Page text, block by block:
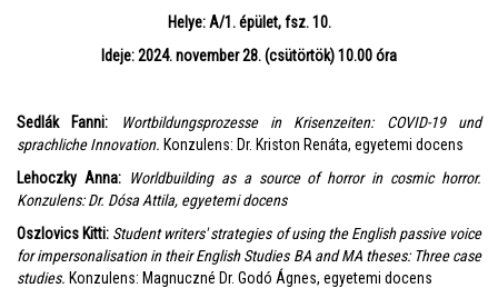
Helye: A/1. épület, fsz. 10.
Ideje: 2024. november 28. (csütörtök) 10.00 óra
Sedlák Fanni:
Wortbildungsprozesse in Krisenzeiten: COVID-19 und
sprachliche Innovation. Konzulens: Dr. Kriston Renáta, egyetemi docens
Lehoczky Anna: Worldbuilding as a source of horror in cosmic horror.
Konzulens: Dr. Dósa Attila, egyetemi docens
Oszlovics Kitti: Student writers' strategies of using the English passive voice
for impersonalisation in their English Studies BA and MA theses: Three case
studies. Konzulens: Magnuczné Dr. Godó Ágnes, egyetemi docens